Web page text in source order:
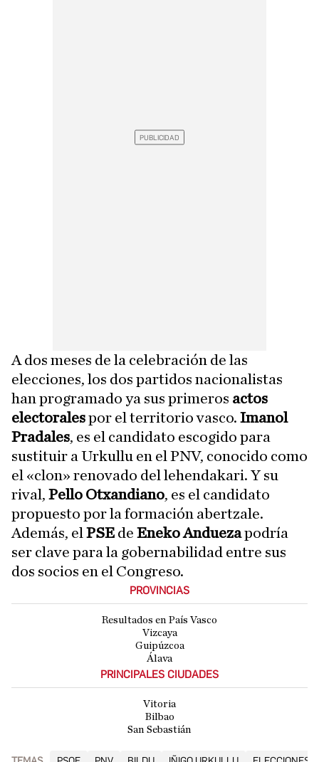
A dos meses de la celebración de las
elecciones, los dos partidos nacionalistas
han programado ya sus primeros actos
electoralespor el territorio vasco. Imanol
Pradales, es el candidato escogido para
sustituir a Urkullu en el PNV, conocido como
el «clon» renovado del lehendakari. Y su
rival, Pello Otxandiano, es el candidato
propuesto por la formación abertzale.
Además, el PSE de Eneko Anduezapodría
ser clave para la gobernabilidad entre sus
dos socios en el Congreso.
PROVINCIAS
Resultados en País Vasco
Vizcaya
Guipúzcoa
Álava
PRINCIPALES CIUDADES
Vitoria
Bilbao
San Sebastián